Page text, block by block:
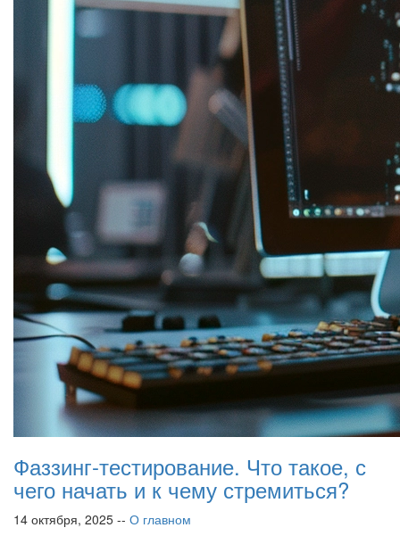
Фаззинг-тестирование. Что такое, с
чего начать и к чему стремиться?
14 октября, 2025 -- О главном